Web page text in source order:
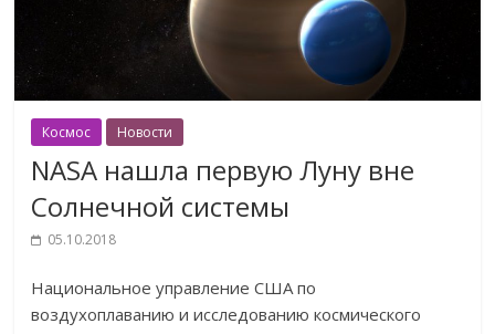
Космос Новости
NASA нашла первую Луну вне
Солнечной системы
05.10.2018
Национальное управление США по
воздухоплаванию и исследованию космического